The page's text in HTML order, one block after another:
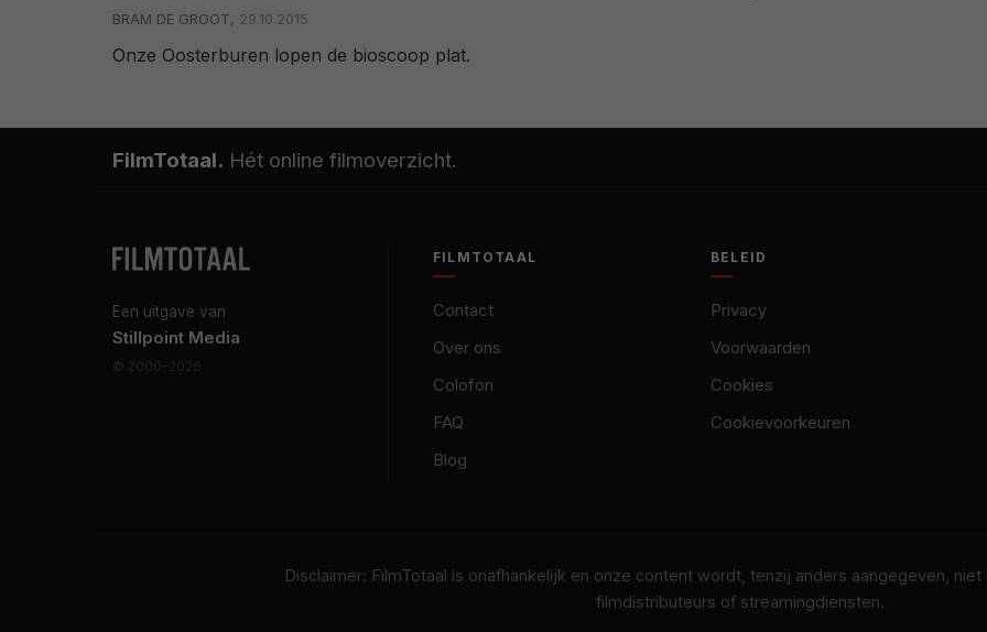
BRAM DE GROOT, 29.10.2015
Onze Oosterburen lopen de bioscoop plat.
FilmTotaal. Hét online filmoverzicht.
Een uitgave van
Stillpoint Media
© 2000–2026
FILMTOTAAL
Contact
Over ons
Colofon
FAQ
Blog
BELEID
Privacy
Voorwaarden
Cookies
Cookievoorkeuren
Disclaimer: FilmTotaal is onafhankelijk en onze content wordt, tenzij anders aangegeven,
filmdistributeurs of streamingdiensten.